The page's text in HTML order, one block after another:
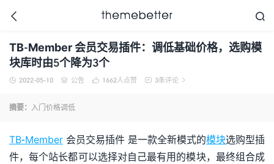

更好的WordPress主题,
 
TB-Member 会员交易插件：调低基础价格，选购模
块库时由5个降为3个
 2022-05-10  公告  1662人点赞  3条评论 
摘要： 入门价格调低
TB-Member 会员交易插件 是一款全新模式的模块选购型插
件，每个站长都可以选择对自己最有用的模块，最终组合成